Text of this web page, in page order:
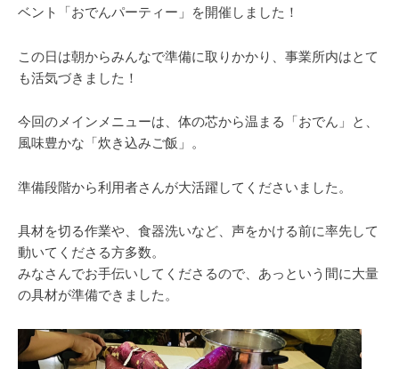
ベント「おでんパーティー」を開催しました！
この日は朝からみんなで準備に取りかかり、事業所内はとて
も活気づきました！
今回のメインメニューは、体の芯から温まる「おでん」と、
風味豊かな「炊き込みご飯」。
準備段階から利用者さんが大活躍してくださいました。
具材を切る作業や、食器洗いなど、声をかける前に率先して
動いてくださる方多数。
みなさんでお手伝いしてくださるので、あっという間に大量
の具材が準備できました。